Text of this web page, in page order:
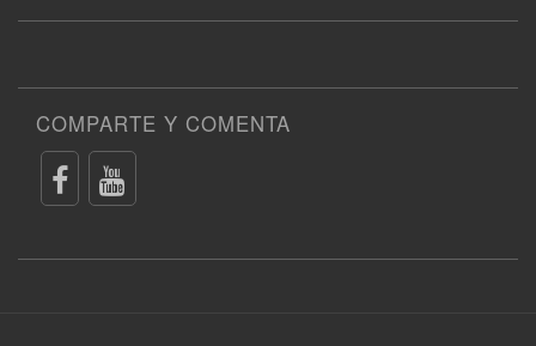
COMPARTE Y COMENTA